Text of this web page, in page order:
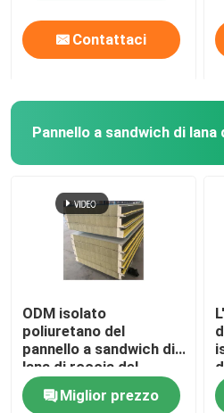
Contattaci
Pannello a sandwich di
ODM isolato
poliuretano del
pannello a sandwich di
lana di roccia del
gruppo di lavoro del
magazzinoMiglior prezzo